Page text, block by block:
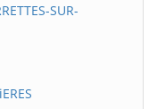
SUR-